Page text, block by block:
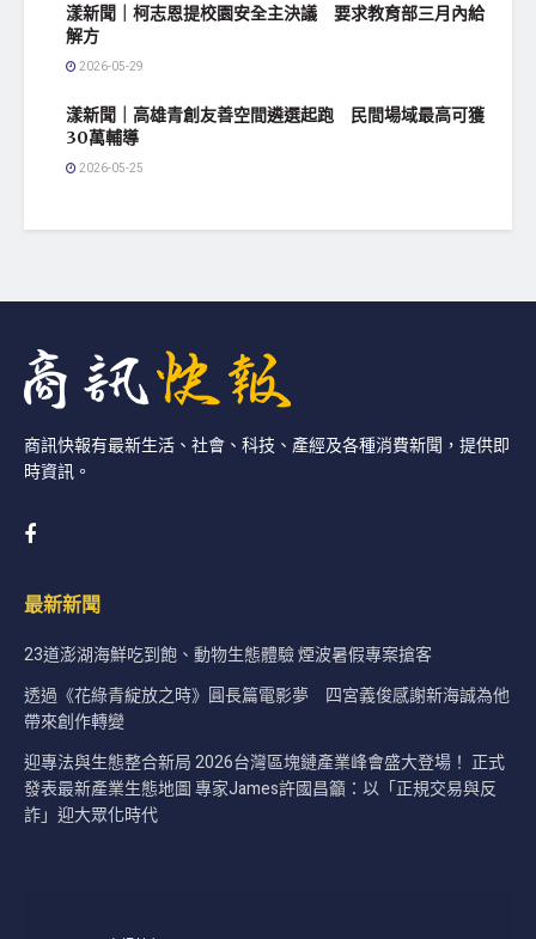
漾新聞｜柯志恩提校園安全主決議 要求教育部三月內給
解方
2026-05-29
漾新聞｜高雄青創友善空間遴選起跑 民間場域最高可獲
30萬輔導
2026-05-25
商訊快報有最新生活、社會、科技、產經及各種消費新聞，提供即
時資訊。
最新新聞
23道澎湖海鮮吃到飽、動物生態體驗 煙波暑假專案搶客
透過《花綠青綻放之時》圓長篇電影夢 四宮義俊感謝新海誠為他
帶來創作轉變
迎專法與生態整合新局 2026台灣區塊鏈產業峰會盛大登場！ 正式
發表最新產業生態地圖 專家James許國昌籲：以「正規交易與反
詐」迎大眾化時代